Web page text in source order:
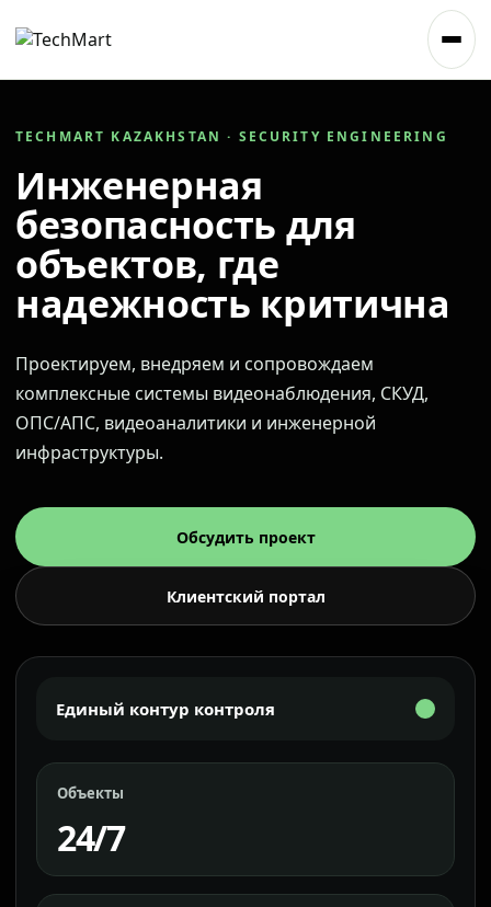
TECHMART KAZAKHSTAN · SECURITY ENGINEERING
Инженерная
безопасность для
объектов, где
надежность критична
Проектируем, внедряем и сопровождаем
комплексные системы видеонаблюдения, СКУД,
ОПС/АПС, видеоаналитики и инженерной
инфраструктуры.
Обсудить проект
Клиентский портал
Единый контур контроля
Объекты
24/7